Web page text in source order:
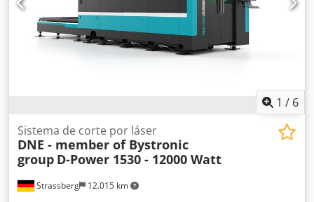
mm - brazos de soporte frontales - puntero partido, -
matriz universal
1 / 6
Strassberg 12.015 km
Sistema de corte por láser
DNE - member of Bystronic
group D-Power 1530 - 12000 Watt